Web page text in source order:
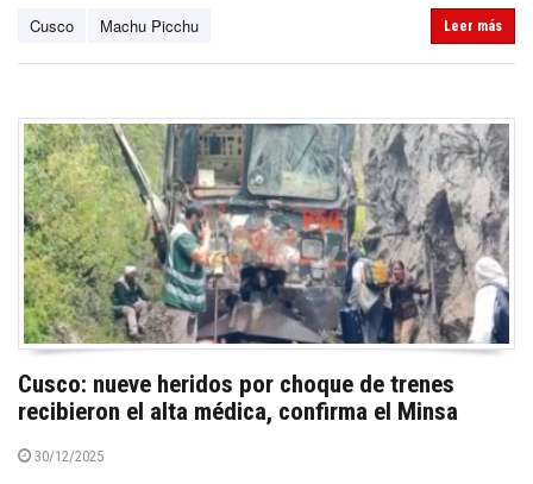
Cusco Machu Picchu Leer más
Cusco: nueve heridos por choque de trenes
recibieron el alta médica, confirma el Minsa
30/12/2025